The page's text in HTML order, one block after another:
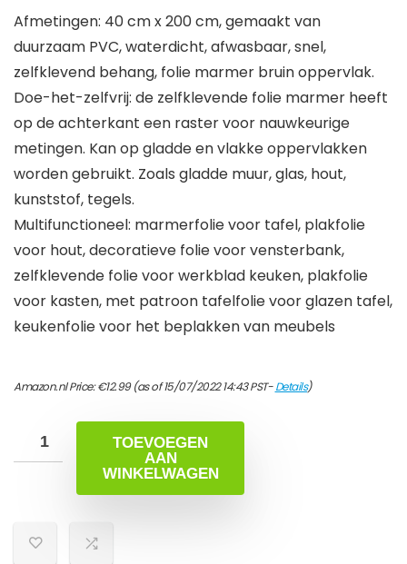
Afmetingen: 40 cm x 200 cm, gemaakt van
duurzaam PVC, waterdicht, afwasbaar, snel,
zelfklevend behang, folie marmer bruin oppervlak.
Doe-het-zelfvrij: de zelfklevende folie marmer heeft
op de achterkant een raster voor nauwkeurige
metingen. Kan op gladde en vlakke oppervlakken
worden gebruikt. Zoals gladde muur, glas, hout,
kunststof, tegels.
Multifunctioneel: marmerfolie voor tafel, plakfolie
voor hout, decoratieve folie voor vensterbank,
zelfklevende folie voor werkblad keuken, plakfolie
voor kasten, met patroon tafelfolie voor glazen tafel,
keukenfolie voor het beplakken van meubels
Amazon.nl Price:€12.99(as of 15/07/2022 14:43 PST-Details)
TOEVOEGEN
AAN
WINKELWAGEN